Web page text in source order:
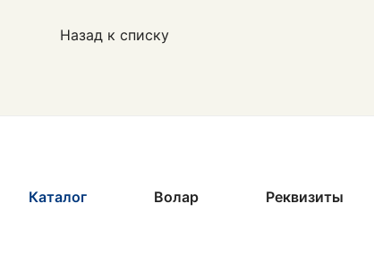
Назад к списку
Каталог Волар Реквизиты